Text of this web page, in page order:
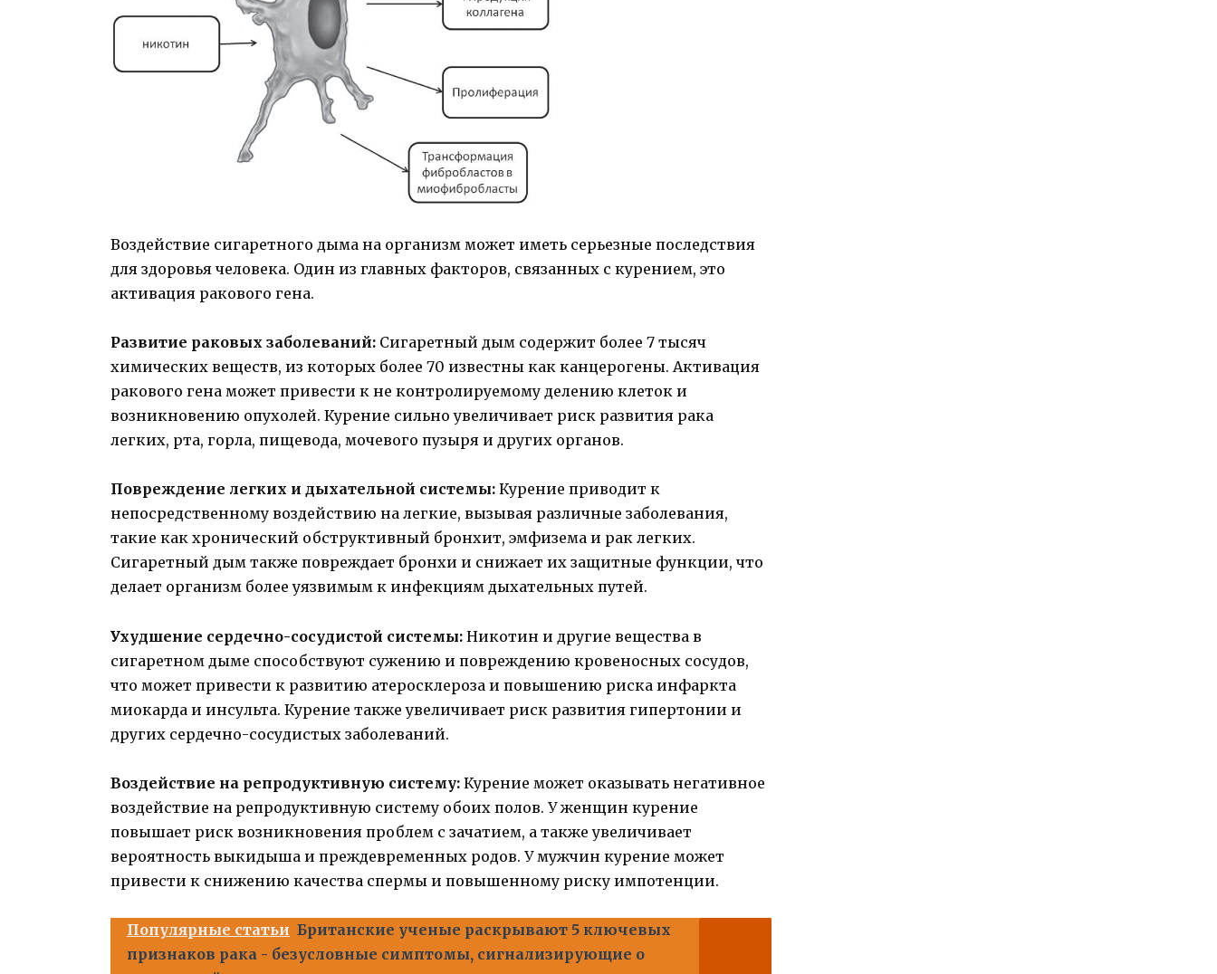
Воздействие сигаретного дыма на организм может иметь серьезные последствия
для здоровья человека. Один из главных факторов, связанных с курением, это
активация ракового гена.
Развитие раковых заболеваний: Сигаретный дым содержит более 7 тысяч
химических веществ, из которых более 70 известны как канцерогены. Активация
ракового гена может привести к не контролируемому делению клеток и
возникновению опухолей. Курение сильно увеличивает риск развития рака
легких, рта, горла, пищевода, мочевого пузыря и других органов.
Повреждение легких и дыхательной системы: Курение приводит к
непосредственному воздействию на легкие, вызывая различные заболевания,
такие как хронический обструктивный бронхит, эмфизема и рак легких.
Сигаретный дым также повреждает бронхи и снижает их защитные функции, что
делает организм более уязвимым к инфекциям дыхательных путей.
Ухудшение сердечно-сосудистой системы: Никотин и другие вещества в
сигаретном дыме способствуют сужению и повреждению кровеносных сосудов,
что может привести к развитию атеросклероза и повышению риска инфаркта
миокарда и инсульта. Курение также увеличивает риск развития гипертонии и
других сердечно-сосудистых заболеваний.
Воздействие на репродуктивную систему: Курение может оказывать негативное
воздействие на репродуктивную систему обоих полов. У женщин курение
повышает риск возникновения проблем с зачатием, а также увеличивает
вероятность выкидыша и преждевременных родов. У мужчин курение может
привести к снижению качества спермы и повышенному риску импотенции.
Популярные статьи Британские ученые раскрывают 5 ключевых
признаков рака - безусловные симптомы, сигнализирующие о